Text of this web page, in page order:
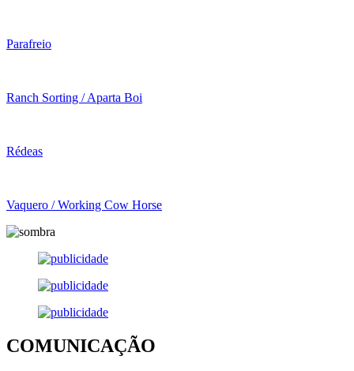
Parafreio
Ranch Sorting / Aparta Boi
Rédeas
Vaquero / Working Cow Horse
COMUNICAÇÃO